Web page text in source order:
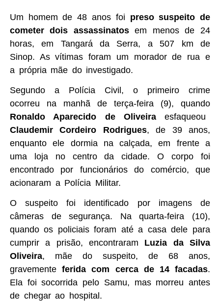
Um homem de 48 anos foi preso suspeito de
cometer dois assassinatos em menos de 24
horas, em Tangará da Serra, a 507 km de
Sinop. As vítimas foram um morador de rua e
a própria mãe do investigado.
Segundo a Polícia Civil, o primeiro crime
ocorreu na manhã de terça-feira (9), quando
Ronaldo Aparecido de Oliveiraesfaqueou
Claudemir Cordeiro Rodrigues, de 39 anos,
enquanto ele dormia na calçada, em frente a
uma loja no centro da cidade. O corpo foi
encontrado por funcionários do comércio, que
acionaram a Polícia Militar.
O suspeito foi identificado por imagens de
câmeras de segurança. Na quarta-feira (10),
quando os policiais foram até a casa dele para
cumprir a prisão, encontraram Luzia da Silva
Oliveira, mãe do suspeito, de 68 anos,
gravementeferida com cerca de 14 facadas.
Ela foi socorrida pelo Samu, mas morreu antes
de chegar ao hospital.